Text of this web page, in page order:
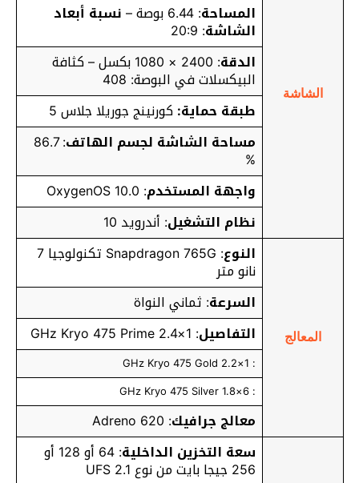
الشاشة
المساحة: 6.44 بوصة – نسبة أبعاد
الشاشة: 20:9
الدقة
: 2400 × 1080 بكسل – كثافة
البيكسلات في البوصة: 408
طبقة حماية:كورنينج جوريلا جلاس 5
مساحة الشاشة لجسم الهاتف : 86.7
%
واجهة المستخدم: OxygenOS 10.0
نظام التشغيل: أندرويد 10
المعالج
النوع : Snapdragon 765G تكنولوجيا 7
نانو متر
السرعة: ثماني النواة
التفاصيل: 1×2.4 GHz Kryo 475 Prime
: 1×2.2 GHz Kryo 475 Gold
: 6×1.8 GHz Kryo 475 Silver
معالج جرافيك: Adreno 620
سعة التخزين الداخلية : 64 أو 128 أو
256 جيجا بايت من نوع UFS 2.1